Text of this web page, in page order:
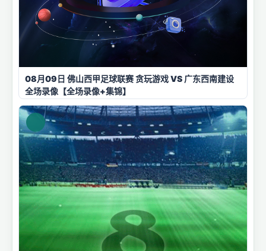
08月09日 佛山西甲足球联赛 贪玩游戏 VS 广东西南建设
全场录像【全场录像+集锦】